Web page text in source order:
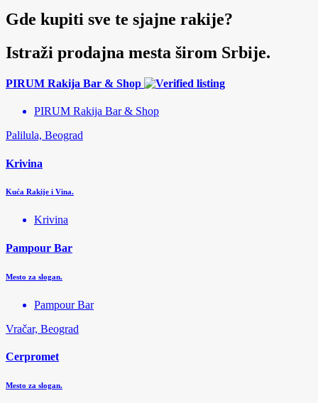
Gde kupiti sve te sjajne rakije?
Istraži prodajna mesta širom Srbije.
PIRUM Rakija Bar & Shop
PIRUM Rakija Bar & Shop
Palilula, Beograd
Krivina
Kuća Rakije i Vina.
Krivina
Pampour Bar
Mesto za slogan.
Pampour Bar
Vračar, Beograd
Cerpromet
Mesto za slogan.